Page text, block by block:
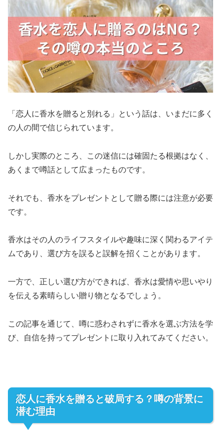
「恋人に香水を贈ると別れる」という話は、いまだに多く
の人の間で信じられています。
しかし実際のところ、この迷信には確固たる根拠はなく、
あくまで噂話として広まったものです。
それでも、香水をプレゼントとして贈る際には注意が必要
です。
香水はその人のライフスタイルや趣味に深く関わるアイテ
ムであり、選び方を誤ると誤解を招くことがあります。
一方で、正しい選び方ができれば、香水は愛情や思いやり
を伝える素晴らしい贈り物となるでしょう。
この記事を通じて、噂に惑わされずに香水を選ぶ方法を学
び、自信を持ってプレゼントに取り入れてみてください。
恋人に香水を贈ると破局する？噂の背景に
潜む理由